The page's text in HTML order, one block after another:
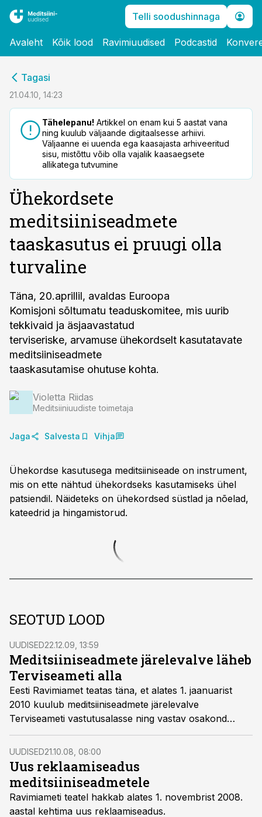
Telli soodushinnaga
Avaleht Kõik lood Ravimiuudised Podcastid
Tagasi
21.04.10, 14:23
Tähelepanu! Artikkel on enam kui 5 aastat vana
ning kuulub väljaande digitaalsesse arhiivi.
Väljaanne ei uuenda ega kaasajasta arhiveeritud
sisu, mistõttu võib olla vajalik kaasaegsete
allikatega tutvumine
Ühekordsete
meditsiiniseadmete
taaskasutus ei pruugi olla
turvaline
Täna, 20.aprillil, avaldas Euroopa
Komisjoni sõltumatu teaduskomitee, mis uurib
tekkivaid ja äsjaavastatud
terviseriske, arvamuse ühekordselt kasutatavate
meditsiiniseadmete
taaskasutamise ohutuse kohta.
Violetta Riidas
Meditsiiniuudiste toimetaja
Jaga Salvesta Vihja
Ühekordse kasutusega meditsiiniseade on instrument,
mis on ette nähtud ühekordseks kasutamiseks ühel
patsiendil. Näideteks on ühekordsed süstlad ja nõelad,
kateedrid ja hingamistorud.
SEOTUD LOOD
UUDISED22.12.09, 13:59
Meditsiiniseadmete järelevalve läheb
Terviseameti alla
Eesti Ravimiamet teatas täna, et alates 1. jaanuarist
2010 kuulub meditsiiniseadmete järelevalve
Terviseameti vastutusalasse ning vastav osakond
Ravimiametis on likvideeritud.
UUDISED21.10.08, 08:00
Uus reklaamiseadus
meditsiiniseadmetele
Ravimiameti teatel hakkab alates 1. novembrist 2008.
aastal kehtima uus reklaamiseadus.